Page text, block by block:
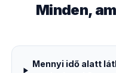
Minden,
Mennyi idő alatt